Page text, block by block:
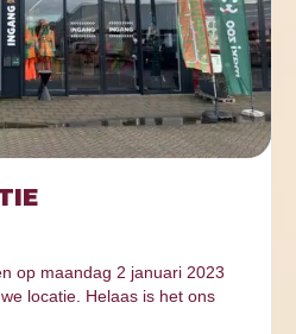
op maandag 2 januari 2023
locatie. Helaas is het ons